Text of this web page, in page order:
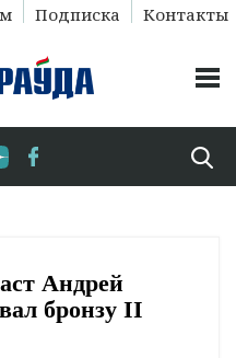
Подписка Контакты
Андрей
бронзу II